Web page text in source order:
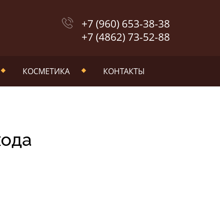
+7 (960) 653-38-38
+7 (4862) 73-52-88
КОСМЕТИКА КОНТАКТЫ